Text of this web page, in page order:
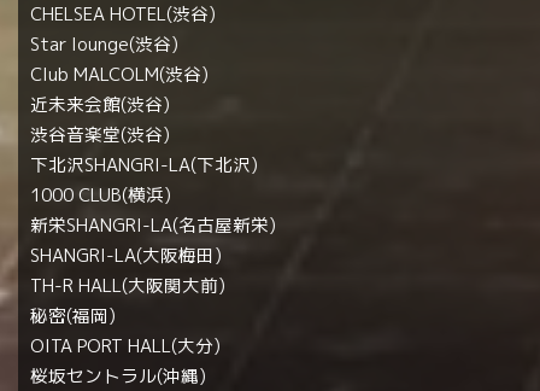
CHELSEA HOTEL(渋谷)
Star lounge(渋谷)
Club MALCOLM(渋谷)
近未来会館(渋谷)
渋谷音楽堂(渋谷)
下北沢SHANGRI-LA(下北沢)
1000 CLUB(横浜)
新栄SHANGRI-LA(名古屋新栄)
SHANGRI-LA(大阪梅田)
TH-R HALL(大阪関大前)
秘密(福岡)
OITA PORT HALL(大分)
桜坂セントラル(沖縄)